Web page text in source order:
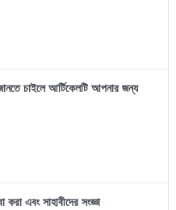
জানতে চাইলে আর্টিকেলটি আপনার জন্য
করা এবং সাহাবীদের সংজ্ঞা